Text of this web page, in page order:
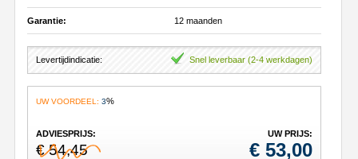
Garantie: 12 maanden
Levertijdindicatie: Snel leverbaar (2-4 werkdagen)
UW VOORDEEL: 3%
ADVIESPRIJS:
€ 54,45
UW PRIJS:
€ 53,00